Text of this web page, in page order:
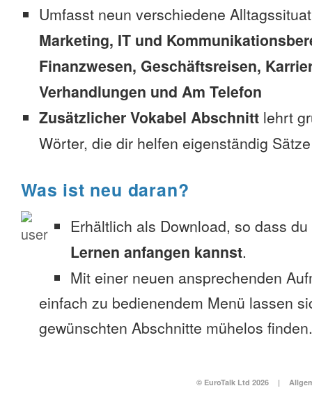
Umfasst neun verschiedene
Marketing, IT und
Finanzwesen, Geschäftsreisen,
Verhandlungen und Am Telefon
Zusätzlicher Vokabel Abschnitt lehrt
Wörter, die dir helfen eigenständig
Was ist neu daran?
Erhältlich als Download, so dass du
Lernen anfangen kannst.
Mit einer neuen ansprechenden
einfach zu bedienendem Menü lassen
gewünschten Abschnitte mühelos finden.
© EuroTalk Ltd 2026 |